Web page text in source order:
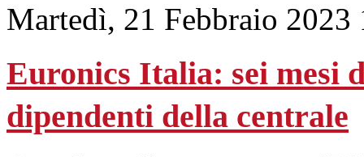
Martedì, 21 Febbraio 2023
Euronics Italia: sei mesi
dipendenti della centrale